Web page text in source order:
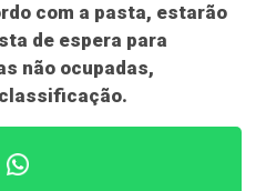
com a pasta, estarão
de espera para
não ocupadas,